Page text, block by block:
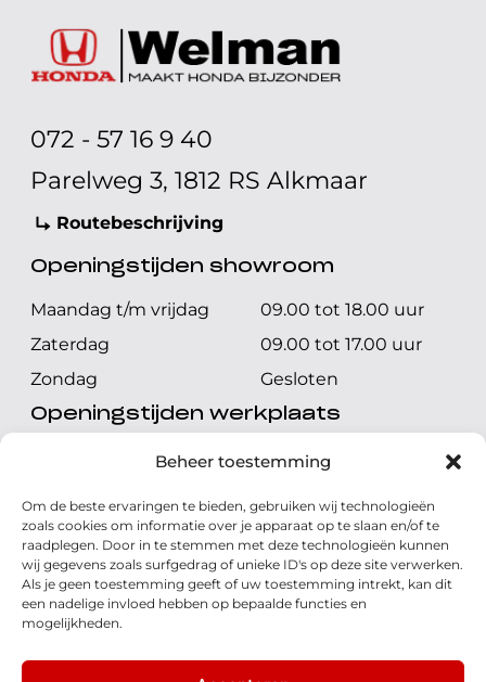
Beheer toestemming
Om de beste ervaringen te bieden, gebruiken wij technologieën
zoals cookies om informatie over je apparaat op te slaan en/of te
raadplegen. Door in te stemmen met deze technologieën kunnen
wij gegevens zoals surfgedrag of unieke ID's op deze site verwerken.
Als je geen toestemming geeft of uw toestemming intrekt, kan dit
een nadelige invloed hebben op bepaalde functies en
mogelijkheden.
072 - 57 16 9 40
Parelweg 3, 1812 RS Alkmaar
Routebeschrijving
Openingstijden showroom
Maandag t/m vrijdag
09.00 tot 18.00 uur
Zaterdag
09.00 tot 17.00 uur
Zondag
Gesloten
Openingstijden werkplaats
Maandag t/m vrijdag
08.00 tot 17.00 uur
Zondag
Gesloten
Volg ons